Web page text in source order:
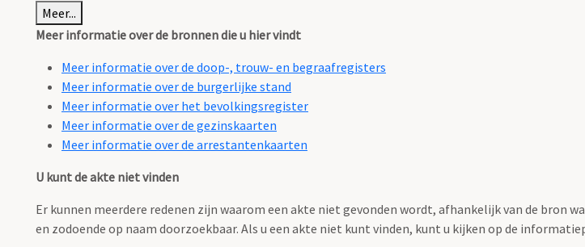
Meer...
Meer informatie over de bronnen die u hier vindt
Meer informatie over de doop-, trouw- en begraafregisters
Meer informatie over de burgerlijke stand
Meer informatie over het bevolkingsregister
Meer informatie over de gezinskaarten
Meer informatie over de arrestantenkaarten
U kunt de akte niet vinden
Er kunnen meerdere redenen zijn waarom een akte niet gevonden wordt, afhankelijk van de bron
en zodoende op naam doorzoekbaar. Als u een akte niet kunt vinden, kunt u kijken op de